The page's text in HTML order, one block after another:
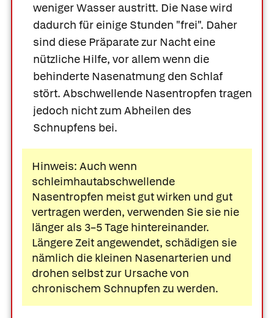
weniger Wasser austritt. Die Nase wird
dadurch für einige Stunden "frei". Daher
sind diese Präparate zur Nacht eine
nützliche Hilfe, vor allem wenn die
behinderte Nasenatmung den Schlaf
stört. Abschwellende Nasentropfen tragen
jedoch nicht zum Abheilen des
Schnupfens bei.
Hinweis: Auch wenn
schleimhautabschwellende
Nasentropfen meist gut wirken und gut
vertragen werden, verwenden Sie sie nie
länger als 3–5 Tage hintereinander.
Längere Zeit angewendet, schädigen sie
nämlich die kleinen Nasenarterien und
drohen selbst zur Ursache von
chronischem Schnupfen zu werden.